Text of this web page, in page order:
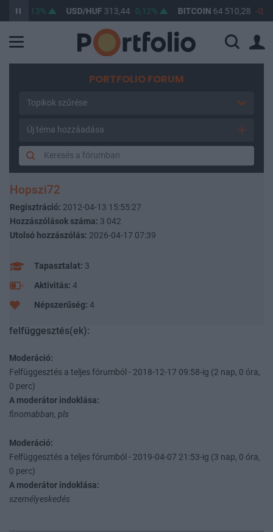
0,13% USD/HUF313,44 0,12% BITCOIN64 510,28 -0,14%
PORTFOLIO FORUM
Topikok szűrése
Új téma hozzáadása
Hopszi72
Regisztráció: 2012-04-13 15:55:27
Hozzászólások száma: 3 042
Utolsó hozzászólás: 2026-04-17 07:39
Tapasztalat: 3
Aktivitás: 4
Népszerűség: 4
felfüggesztés(ek):
Moderáció:
Felfüggesztés a teljes fórumból - 2018-12-17 09:58-ig (2 nap, 0 óra,
0 perc)
A moderátor indoklása:
finomabban, pls
Moderáció:
Felfüggesztés a teljes fórumból - 2019-04-07 21:53-ig (3 nap, 0 óra,
0 perc)
A moderátor indoklása:
személyeskedés